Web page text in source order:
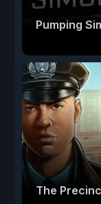
Pumping
The